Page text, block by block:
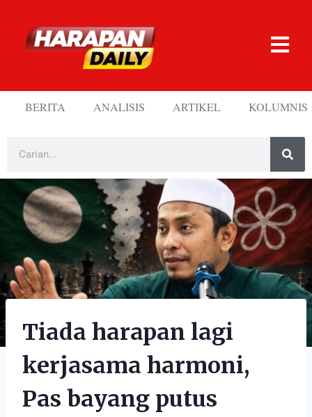
BERITA ANALISIS ARTIKEL KOLUMNIS
Tiada harapan lagi
kerjasama harmoni,
Pas bayang putus